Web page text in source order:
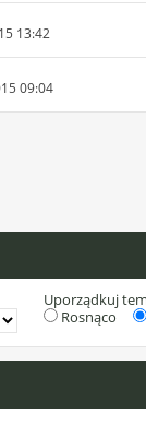
13:42
09:04
Uporządkuj
Rosnąco